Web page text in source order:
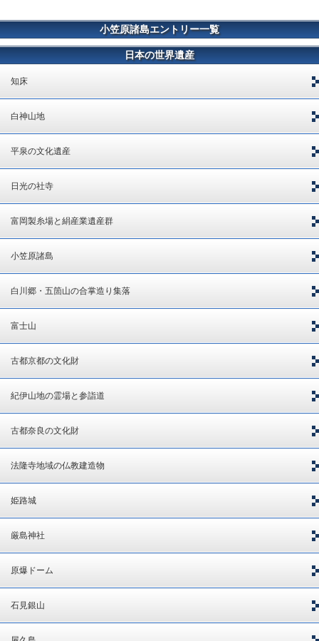
小笠原諸島エントリー一覧
日本の世界遺産
知床
白神山地
平泉の文化遺産
日光の社寺
富岡製糸場と絹産業遺産群
小笠原諸島
白川郷・五箇山の合掌造り集落
富士山
古都京都の文化財
紀伊山地の霊場と参詣道
古都奈良の文化財
法隆寺地域の仏教建造物
姫路城
厳島神社
原爆ドーム
石見銀山